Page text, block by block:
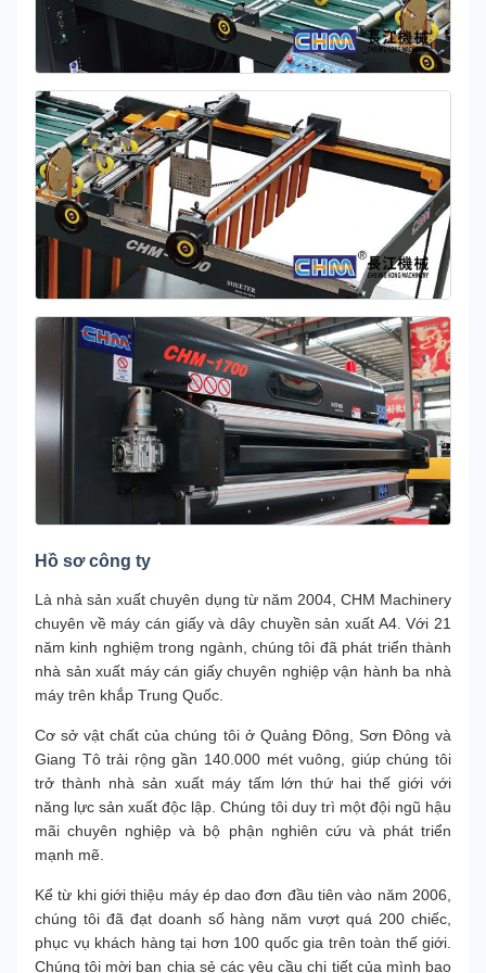
Hồ sơ công ty
Là nhà sản xuất chuyên dụng từ năm 2004, CHM Machinery
chuyên về máy cán giấy và dây chuyền sản xuất A4. Với 21
năm kinh nghiệm trong ngành, chúng tôi đã phát triển thành
nhà sản xuất máy cán giấy chuyên nghiệp vận hành ba nhà
máy trên khắp Trung Quốc.
Cơ sở vật chất của chúng tôi ở Quảng Đông, Sơn Đông và
Giang Tô trải rộng gần 140.000 mét vuông, giúp chúng tôi
trở thành nhà sản xuất máy tấm lớn thứ hai thế giới với
năng lực sản xuất độc lập. Chúng tôi duy trì một đội ngũ hậu
mãi chuyên nghiệp và bộ phận nghiên cứu và phát triển
mạnh mẽ.
Kể từ khi giới thiệu máy ép dao đơn đầu tiên vào năm 2006,
chúng tôi đã đạt doanh số hàng năm vượt quá 200 chiếc,
phục vụ khách hàng tại hơn 100 quốc gia trên toàn thế giới.
Chúng tôi mời bạn chia sẻ các yêu cầu chi tiết của mình bao